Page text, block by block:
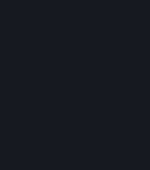
us reach
daily